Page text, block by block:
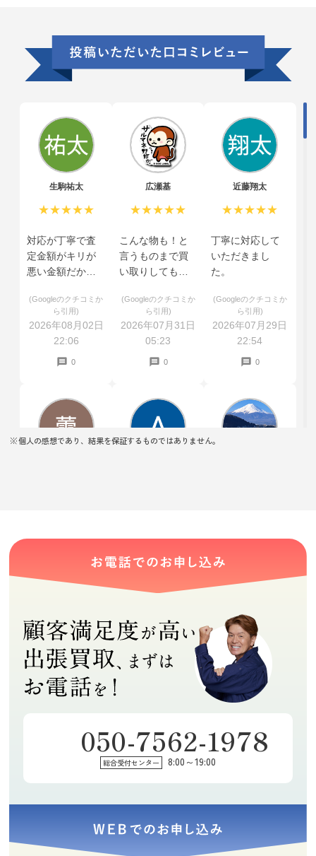
生駒祐太
★★★★★
対応が丁寧で査
定金額がキリが
悪い金額だから
てくださいまし
(Googleのクチコミか
ら引用)
2026年08月02日
22:06
0
広瀬基
★★★★★
こんな物も！と
言うものまで買
い取りしてもら
(Googleのクチコミか
ら引用)
2026年07月31日
05:23
0
近藤翔太
★★★★★
丁寧に対応して
いただきまし
た。
(Googleのクチコミか
ら引用)
2026年07月29日
22:54
0
くださってあり
す。できるもの
できないものも
(Googleのクチコミか
09:06
0
明していただき
います！
ら引用)
16:15
形を買い取り依
もらいました
が、値段が付か
ですが、買い取
りしてもらえま
した。担当の方
もすごく良い感
じの方で、丁寧
にご説明して頂
いしようと思い
ます。
(Googleのクチコミか
19:33
1
たらりらりん
素早く丁寧で気
た。ありがとう
ございました！
momoe
★★★★★
訪問買取に来て
定士の豊富な知
まり
引っ越しで不用
いしました。期
限内に全て引き
個人の感想であり、結果を保証するものではありません。
050-7562-1978
総合受付センター 8:00～19:00